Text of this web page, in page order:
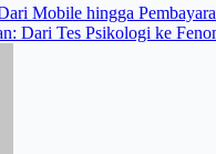
Mobile hingga
Dari Tes Psikologi ke